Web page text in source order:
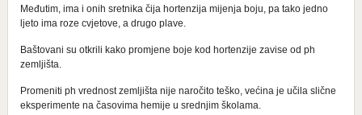
Međutim, ima i onih sretnika čija hortenzija mijenja boju, pa tako jedno
ljeto ima roze cvjetove, a drugo plave.
Baštovani su otkrili kako promjene boje kod hortenzije zavise od ph
zemljišta.
Promeniti ph vrednost zemljišta nije naročito teško, većina je učila slične
eksperimente na časovima hemije u srednjim školama.